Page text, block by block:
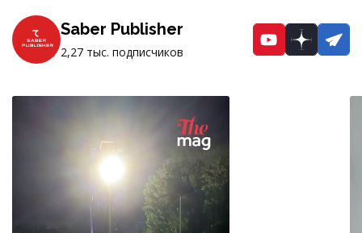
Saber Publisher
2,27 тыс. подписчиков
YouTubeDzen